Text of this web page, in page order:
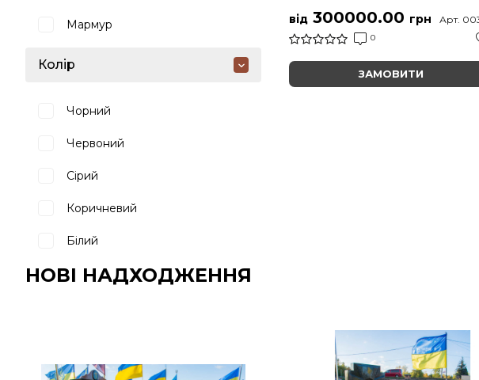
Мармур
Колір
Чорний
Червоний
Сірий
Коричневий
Білий
від300000.00 грн
0
Арт.
ЗАМОВИТИ
НОВІ НАДХОДЖЕННЯ